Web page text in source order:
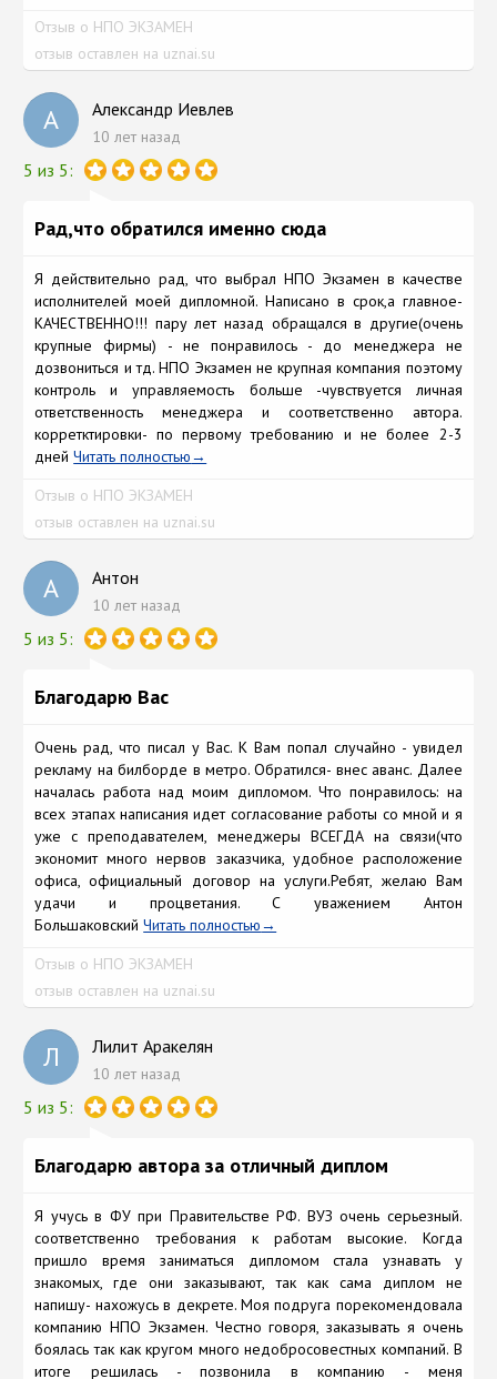
Отзыв о НПО ЭКЗАМЕН
отзыв оставлен на uznai.su
А Александр Иевлев
10 лет назад
5 из 5:
Рад,что обратился именно сюда
Я действительно рад, что выбрал НПО Экзамен в качестве
исполнителей моей дипломной. Написано в срок,а главное-
КАЧЕСТВЕННО!!! пару лет назад обращался в другие(очень
крупные фирмы) - не понравилось - до менеджера не
дозвониться и тд. НПО Экзамен не крупная компания поэтому
контроль и управляемость больше -чувствуется личная
ответственность менеджера и соответственно автора.
корретктировки- по первому требованию и не более 2-3
днейЧитать полностью
Отзыв о НПО ЭКЗАМЕН
отзыв оставлен на uznai.su
А Антон
10 лет назад
5 из 5:
Благодарю Вас
Очень рад, что писал у Вас. К Вам попал случайно - увидел
рекламу на билборде в метро. Обратился- внес аванс. Далее
началась работа над моим дипломом. Что понравилось: на
всех этапах написания идет согласование работы со мной и я
уже с преподавателем, менеджеры ВСЕГДА на связи(что
экономит много нервов заказчика, удобное расположение
офиса, официальный договор на услуги.Ребят, желаю Вам
удачи и процветания. С уважением Антон
БольшаковскийЧитать полностью
Отзыв о НПО ЭКЗАМЕН
отзыв оставлен на uznai.su
Л Лилит Аракелян
10 лет назад
5 из 5:
Благодарю автора за отличный диплом
Я учусь в ФУ при Правительстве РФ. ВУЗ очень серьезный.
соответственно требования к работам высокие. Когда
пришло время заниматься дипломом стала узнавать у
знакомых, где они заказывают, так как сама диплом не
напишу- нахожусь в декрете. Моя подруга порекомендовала
компанию НПО Экзамен. Честно говоря, заказывать я очень
боялась так как кругом много недобросовестных компаний. В
итоге решилась - позвонила в компанию - меня